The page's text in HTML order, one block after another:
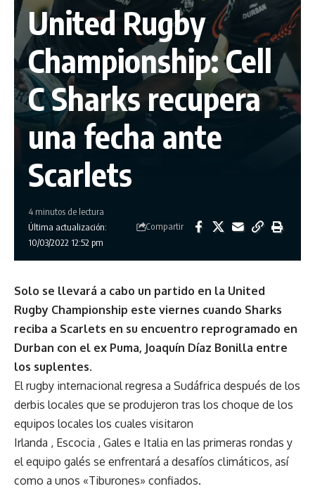
United Rugby
Championship: Cell
C Sharks recupera
una fecha ante
Scarlets
Última actualización:
10/03/2022 12:52 pm
4 minutos de lectura
Compartir
Solo se llevará a cabo un partido en la United
Rugby Championship este viernes cuando Sharks
reciba a Scarlets en su encuentro reprogramado en
Durban con el ex Puma, Joaquín Díaz Bonilla entre
los suplentes.
El rugby internacional regresa a Sudáfrica después de los
derbis locales que se produjeron tras los choque de los
equipos locales los cuales visitaron
Irlanda , Escocia , Gales e Italia en las primeras rondas y
el equipo galés se enfrentará a desafíos climáticos, así
como a unos «Tiburones» confiados.